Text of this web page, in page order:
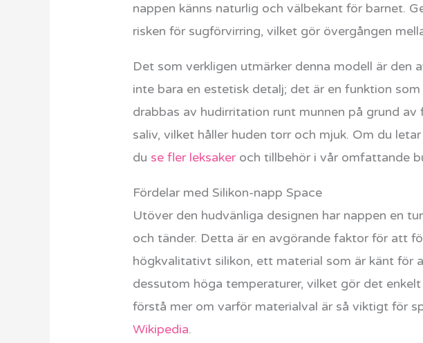
nappen känns naturlig och välbekant för barnet.
risken för sugförvirring, vilket gör övergången
Det som verkligen utmärker denna modell är
inte bara en estetisk detalj; det är en funktion
drabbas av hudirritation runt munnen på grund
saliv, vilket håller huden torr och mjuk. Om du
du se fler leksakeroch tillbehör i vår omfattande
Fördelar med Silikon-napp Space
Utöver den hudvänliga designen har nappen en
och tänder. Detta är en avgörande faktor för att
högkvalitativt silikon, ett material som är känt för
dessutom höga temperaturer, vilket gör det
förstå mer om varför materialval är så viktigt för
Wikipedia.